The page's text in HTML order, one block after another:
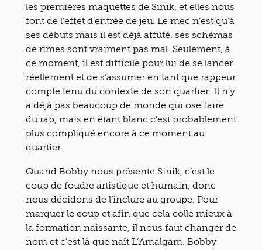
les premières maquettes de Sinik, et elles nous
font de l’effet d’entrée de jeu. Le mec n’est qu’à
ses débuts mais il est déjà affûté, ses schémas
de rimes sont vraiment pas mal. Seulement, à
ce moment, il est difficile pour lui de se lancer
réellement et de s’assumer en tant que rappeur
compte tenu du contexte de son quartier. Il n’y
a déjà pas beaucoup de monde qui ose faire
du rap, mais en étant blanc c’est probablement
plus compliqué encore à ce moment au
quartier.
Quand Bobby nous présente Sinik, c’est le
coup de foudre artistique et humain, donc
nous décidons de l’inclure au groupe. Pour
marquer le coup et afin que cela colle mieux à
la formation naissante, il nous faut changer de
nom et c’est là que naît L’Amalgam. Bobby